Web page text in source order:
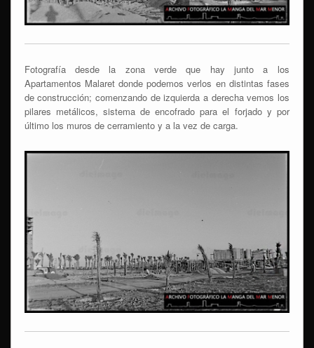
Fotografía desde la zona verde que hay junto a los
Apartamentos Malaret donde podemos verlos en distintas fases
de construcción; comenzando de izquierda a derecha vemos los
pilares metálicos, sistema de encofrado para el forjado y por
último los muros de cerramiento y a la vez de carga.